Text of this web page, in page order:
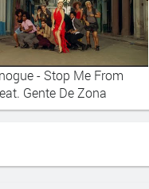
- Stop Me From
Gente De Zona